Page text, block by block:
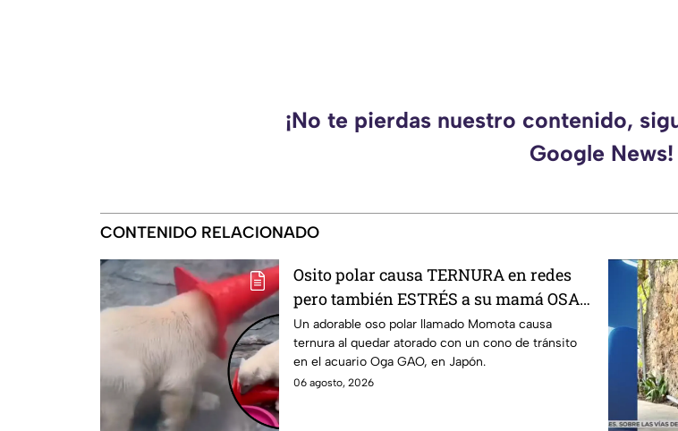
¡No te pierdas nuestro contenido,
Google News!
CONTENIDO RELACIONADO
Osito polar causa TERNURA en redes
pero también ESTRÉS a su mamá OSA
al “ATORARSE” con cono de tránsito:
VIDEO
Un adorable oso polar llamado Momota causa
ternura al quedar atorado con un cono de tránsito
en el acuario Oga GAO, en Japón.
06 agosto, 2026